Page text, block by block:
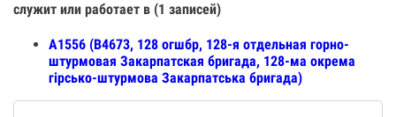
служит или работает в (1 записей)
А1556 (В4673, 128 огшбр, 128-я отдельная горно-
штурмовая Закарпатская бригада, 128-ма окрема
гірсько-штурмова Закарпатська бригада)